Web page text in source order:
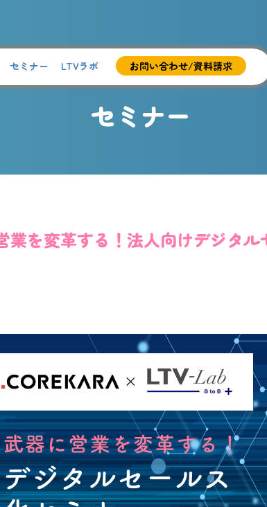
セミナー LTVラボ お問い合わせ/資料請求
セミナー
業を変革する！法人向けデジタ